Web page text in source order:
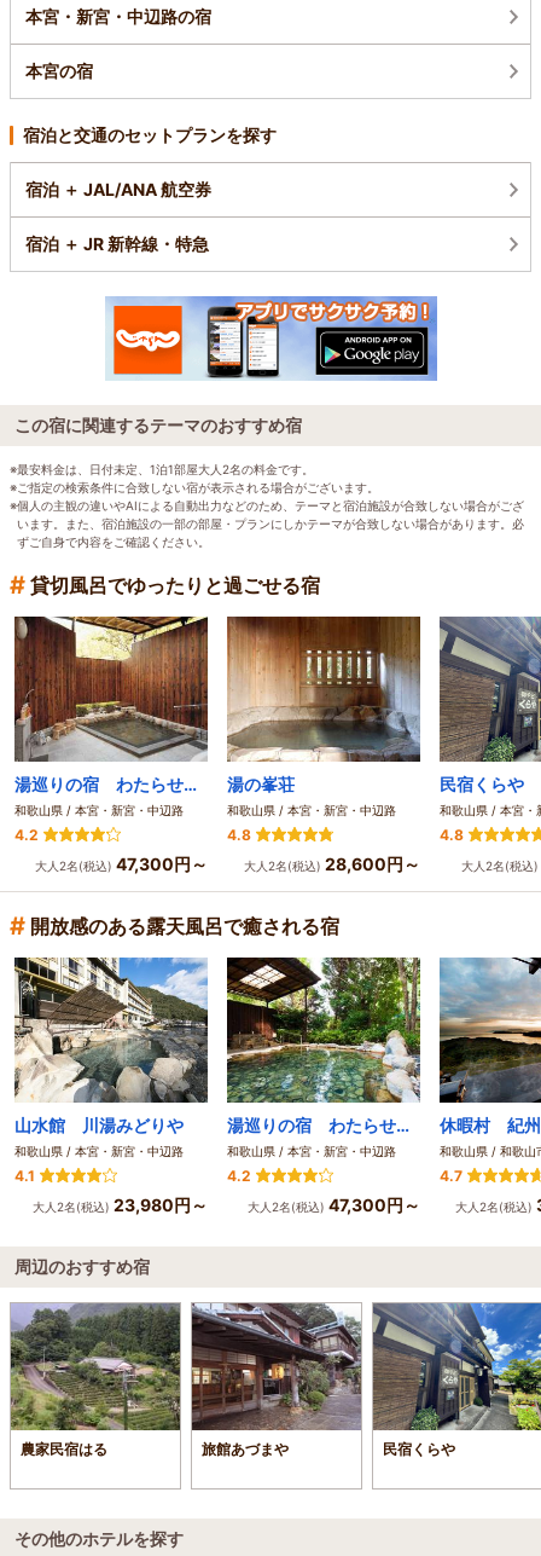
本宮・新宮・中辺路の宿
本宮の宿
宿泊と交通のセットプランを探す
宿泊 ＋ JAL/ANA 航空券
宿泊 ＋ JR 新幹線・特急
この宿に関連するテーマのおすすめ宿
※最安料金は、日付未定、1泊1部屋大人2名の料金です。
※ご指定の検索条件に合致しない宿が表示される場合がございます。
※個人の主観の違いやAIによる自動出力などのため、テーマと宿泊施設が合致しない場合がござ
います。また、宿泊施設の一部の部屋・プランにしかテーマが合致しない場合があります。必
ずご自身で内容をご確認ください。
# 貸切風呂でゆったりと過ごせる宿
湯巡りの宿 わたらせ温泉 ホテルささゆり
和歌山県 / 本宮・新宮・中辺路
4.2
大人2名(税込) 47,300円～
湯の峯荘
和歌山県 / 本宮・新宮・中辺路
4.8
大人2名(税込) 28,600円～
民宿くらや
和歌山県 / 本宮・
4.8
大人2名(税込)
# 開放感のある露天風呂で癒される宿
山水館 川湯みどりや
和歌山県 / 本宮・新宮・中辺路
4.1
大人2名(税込) 23,980円～
湯巡りの宿 わたらせ温泉 ホテルささゆり
和歌山県 / 本宮・新宮・中辺路
4.2
大人2名(税込) 47,300円～
和歌山県 / 和歌山
4.7
大人2名(税込)
周辺のおすすめ宿
農家民宿はる 旅館あづまや 民宿くらや
その他のホテルを探す